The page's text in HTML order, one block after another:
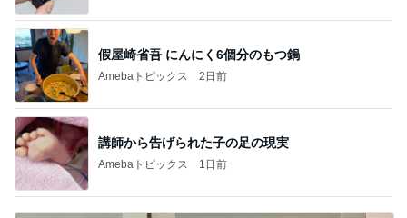
假屋崎省吾 にんにく6個分のもつ鍋
Amebaトピックス 2日前
講師から告げられた子の足の現実
Amebaトピックス 1日前